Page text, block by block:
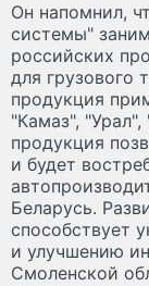
Он напомнил,
системы"
российских
для грузового
продукция
"Камаз",
продукция
и будет
Беларусь.
способствует
и улучшению
Смоленской